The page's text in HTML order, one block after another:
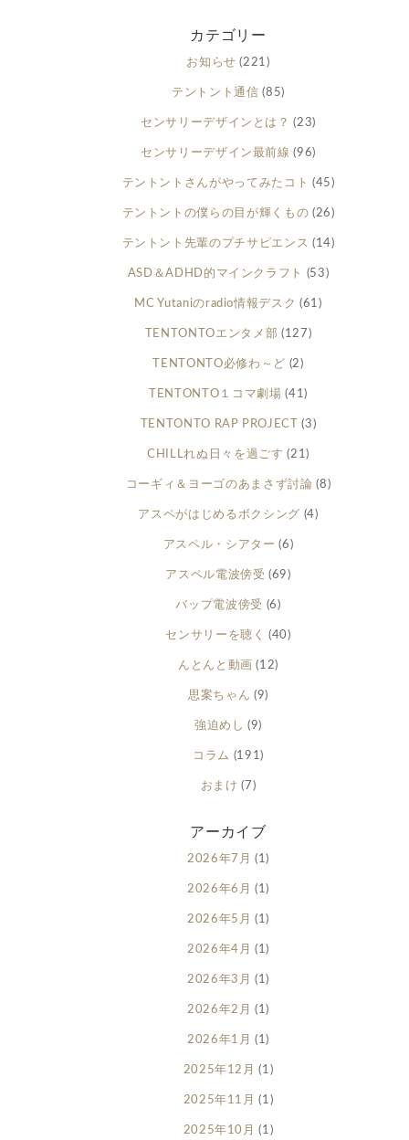
カテゴリー
お知らせ (221)
テントント通信 (85)
センサリーデザインとは？ (23)
センサリーデザイン最前線 (96)
テントントさんがやってみたコト (45)
テントントの僕らの目が輝くもの (26)
テントント先輩のプチサピエンス (14)
ASD＆ADHD的マインクラフト (53)
MC Yutaniのradio情報デスク (61)
TENTONTOエンタメ部 (127)
TENTONTO必修わ～ど (2)
TENTONTO１コマ劇場 (41)
TENTONTO RAP PROJECT (3)
CHILLれぬ日々を過ごす (21)
コーギィ＆ヨーゴのあまさず討論 (8)
アスペがはじめるボクシング (4)
アスペル・シアター (6)
アスペル電波傍受 (69)
バップ電波傍受 (6)
センサリーを聴く (40)
んとんと動画 (12)
思案ちゃん (9)
強迫めし (9)
コラム (191)
おまけ (7)
アーカイブ
2026年7月 (1)
2026年6月 (1)
2026年5月 (1)
2026年4月 (1)
2026年3月 (1)
2026年2月 (1)
2026年1月 (1)
2025年12月 (1)
2025年11月 (1)
2025年10月 (1)